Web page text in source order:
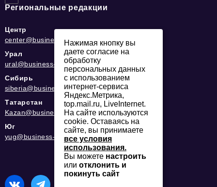
Региональные редакции
Центр
center@business-magazine.online
Урал
ural@business-magazine.online
Сибирь
siberia@business-magazine.online
Татарстан
Kazan@business-magazine.online
Юг
yug@business-magazine.online
Нажимая кнопку вы
даете согласие на
обработку
персональных данных
с использованием
интернет-сервиса
Яндекс.Метрика,
top.mail.ru, LiveInternet.
На сайте используются
cookie. Оставаясь на
сайте, вы принимаете
все условия
использования.
Вы можете настроить
или отклонить и
покинуть сайт